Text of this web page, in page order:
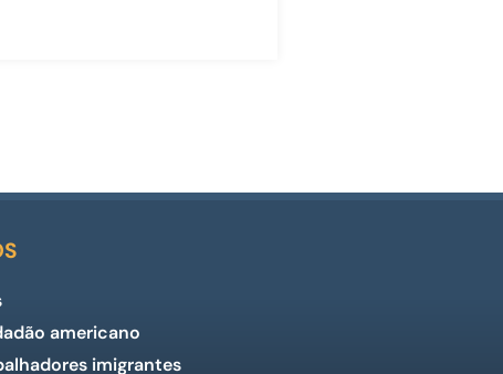
americano
imigrantes